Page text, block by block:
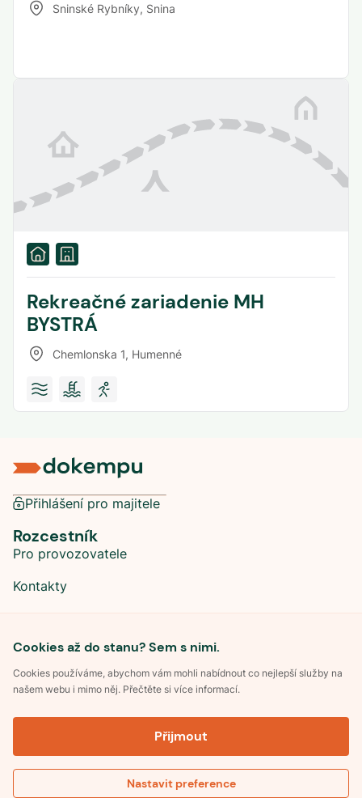
Sninské Rybníky, Snina
Rekreačné zariadenie MH
BYSTRÁ
Chemlonska 1, Humenné
Kontakt
Cookies až do stanu? Sem s nimi.
Cookies používáme, abychom vám mohli nabídnout co nejlepší služby na
našem webu i mimo něj. Přečtěte si více informací.
Přijmout
Nastavit preference
Přihlášení pro majitele
Rozcestník
Pro provozovatele
Kontakty
Pravidla soutěže Kemp roku